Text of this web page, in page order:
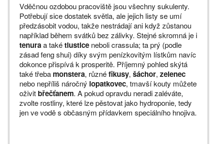
Vděčnou ozdobou pracoviště jsou všechny sukulenty.
Potřebují sice dostatek světla, ale jejich listy se umí
předzásobit vodou, takže nestrádají ani když zůstanou
například během svátků bez zálivky. Stejné skromná je i
tenuraa takétlustice neboli crassula; ta prý (podle
zásad feng shui) díky svým penízkovitým lístkům navíc
dokonce přispívá k prosperitě. Příjemný pohled skýtá
také třeba monstera, různéfikusy, šáchor, zelenec
nebo nepříliš náročný lopatkovec, tmavší kouty můžete
oživitbřečťanem. A pokud opravdu neradi zaléváte,
zvolte rostliny, které lze pěstovat jako hydroponie, tedy
jen ve vodě s občasným přídavkem speciálního hnojiva.